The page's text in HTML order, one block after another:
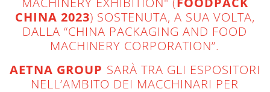
CHINA 2023) SOSTENUTA, A SUA VOLTA,
DALLA “CHINA PACKAGING AND FOOD
MACHINERY CORPORATION”.
AETNA GROUP SARÀ TRA GLI ESPOSITORI
NELL’AMBITO DEI MACCHINARI PER